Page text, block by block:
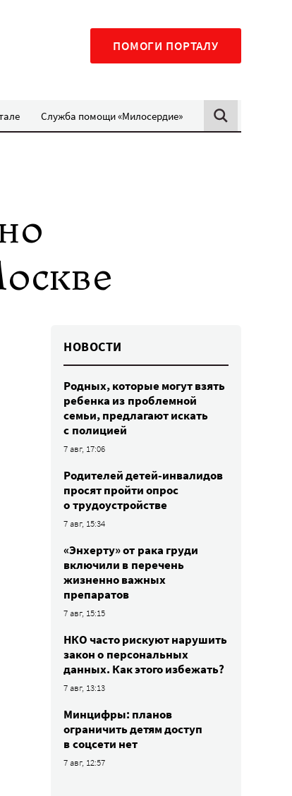
ПОМОГИ ПОРТАЛУ
Служба помощи «Милосердие»
НОВОСТИ
Родных, которые могут взять
ребенка из проблемной
семьи, предлагают искать
с полицией
7 авг, 17:06
Родителей детей-инвалидов
просят пройти опрос
о трудоустройстве
7 авг, 15:34
«Энхерту» от рака груди
включили в перечень
жизненно важных
препаратов
7 авг, 15:15
НКО часто рискуют нарушить
закон о персональных
данных. Как этого избежать?
7 авг, 13:13
Минцифры: планов
ограничить детям доступ
в соцсети нет
7 авг, 12:57